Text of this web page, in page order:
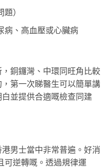
）
病、高血壓或心臟病
銅鑼灣、中環同旺角比較
第一次睇醫生可以簡單講
白並提供合適嘅檢查同建
男士當中非常普遍。好消
可逆轉嘅。透過規律運